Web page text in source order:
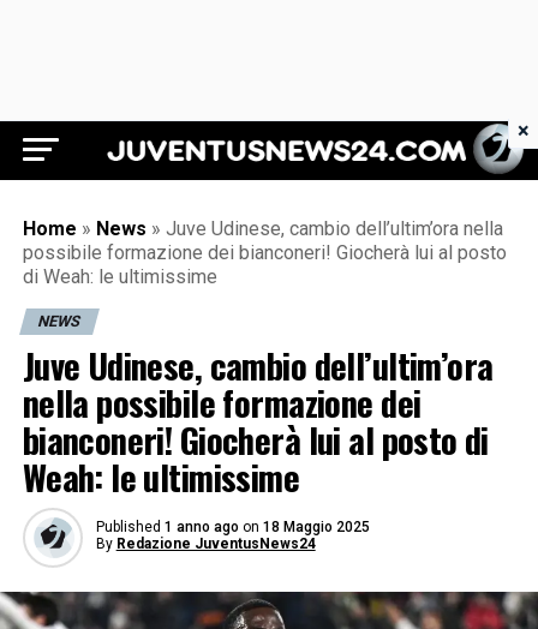
Juventus News 24
Home » News » Juve Udinese, cambio dell’ultim’ora nella
possibile formazione dei bianconeri! Giocherà lui al posto
di Weah: le ultimissime
NEWS
Juve Udinese, cambio dell’ultim’ora
nella possibile formazione dei
bianconeri! Giocherà lui al posto di
Weah: le ultimissime
Published 1 anno ago on 18 Maggio 2025
By Redazione JuventusNews24
×